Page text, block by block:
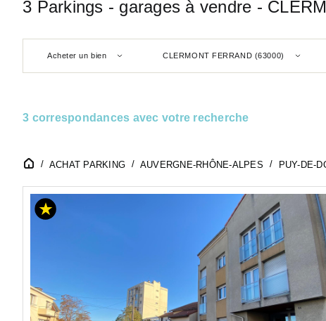
3 Parkings - garages à vendre -
Acheter un bien CLERMONT FERRAND (63000)
3 correspondances avec votre recherche
ACHAT PARKING AUVERGNE-RHÔNE-ALPES PUY-DE-